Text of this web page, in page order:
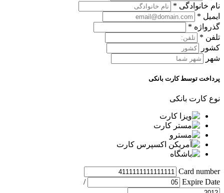
نام خانوادگی *
ایمیل *
گذرواژه *
تلفن *
کشور
شهر
پرداخت توسط کارت بانکی
نوع کارت بانکی
Card number
Expire Date
/